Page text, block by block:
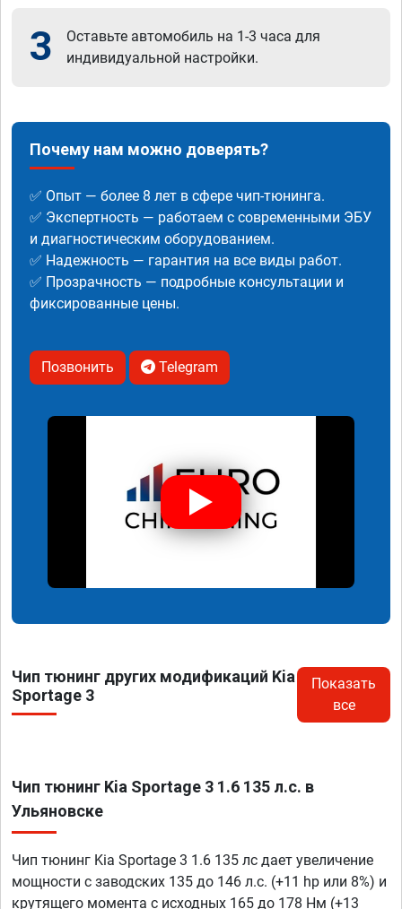
3
Оставьте автомобиль на 1-3 часа для
индивидуальной настройки.
Почему нам можно доверять?
✅ Опыт — более 8 лет в сфере чип-тюнинга.
✅ Экспертность — работаем с современными ЭБУ
и диагностическим оборудованием.
✅ Надежность — гарантия на все виды работ.
✅ Прозрачность — подробные консультации и
фиксированные цены.
Позвонить Telegram
Чип тюнинг других модификаций Kia
Sportage 3
Показать
все
Чип тюнинг Kia Sportage 3 1.6 135 л.с. в
Ульяновске
Чип тюнинг Kia Sportage 3 1.6 135 лс дает увеличение
мощности с заводских 135 до 146 л.с. (+11 hp или 8%) и
крутящего момента с исходных 165 до 178 Нм (+13